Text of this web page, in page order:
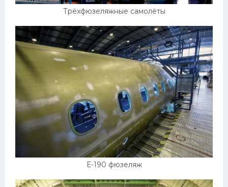
Трёхфюзеляжные самолёты
Е-190 фюзеляж